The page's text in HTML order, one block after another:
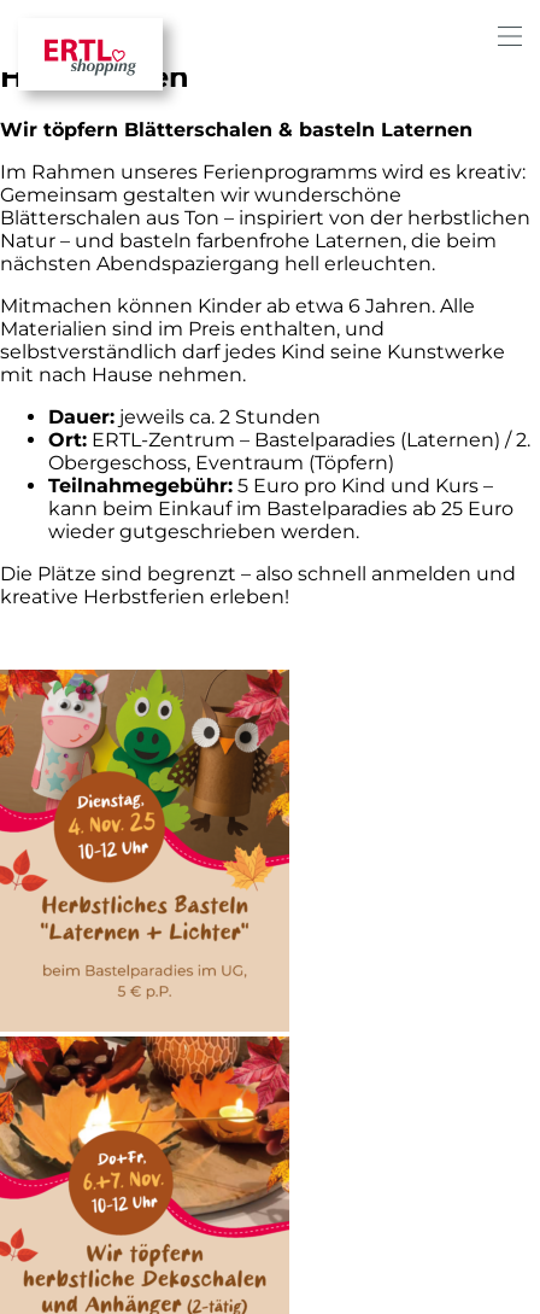
Kreativprogramm in den
Herbstferien
Wir töpfern Blätterschalen & basteln Laternen
Im Rahmen unseres Ferienprogramms wird es kreativ:
Gemeinsam gestalten wir wunderschöne
Blätterschalen aus Ton – inspiriert von der herbstlichen
Natur – und basteln farbenfrohe Laternen, die beim
nächsten Abendspaziergang hell erleuchten.
Mitmachen können Kinder ab etwa 6 Jahren. Alle
Materialien sind im Preis enthalten, und
selbstverständlich darf jedes Kind seine Kunstwerke
mit nach Hause nehmen.
Dauer: jeweils ca. 2 Stunden
Ort: ERTL-Zentrum – Bastelparadies (Laternen) / 2.
Obergeschoss, Eventraum (Töpfern)
Teilnahmegebühr: 5 Euro pro Kind und Kurs –
kann beim Einkauf im Bastelparadies ab 25 Euro
wieder gutgeschrieben werden.
Die Plätze sind begrenzt – also schnell anmelden und
kreative Herbstferien erleben!